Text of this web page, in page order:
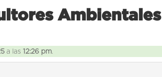
Ambientales
a las12:26 pm